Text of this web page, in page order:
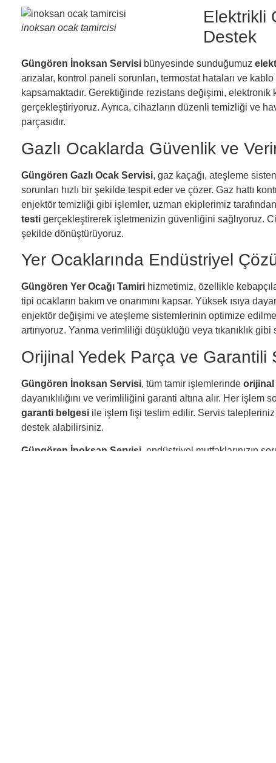
inoksan ocak tamircisi
Elektrikli
Destek
Güngören İnoksan Servisi bünyesinde sunduğumuz
arızalar, kontrol paneli sorunları, termostat hataları ve
kapsamaktadır. Gerektiğinde rezistans değişimi, elektronik
gerçekleştiriyoruz. Ayrıca, cihazların düzenli temizliği ve
parçasıdır.
Gazlı Ocaklarda Güvenlik ve
Güngören Gazlı Ocak Servisi, gaz kaçağı, ateşleme
sorunları hızlı bir şekilde tespit eder ve çözer. Gaz hattı
enjektör temizliği gibi işlemler, uzman ekiplerimiz tarafından
testi gerçekleştirerek işletmenizin güvenliğini sağlıyoruz.
şekilde dönüştürüyoruz.
Yer Ocaklarında Endüstriyel
Güngören Yer Ocağı Tamiri hizmetimiz, özellikle
tipi ocakların bakım ve onarımını kapsar. Yüksek ısıya
enjektör değişimi ve ateşleme sistemlerinin optimize
artırıyoruz. Yanma verimliliği düşüklüğü veya tıkanıklık
Orijinal Yedek Parça ve Garantili
Güngören İnoksan Servisi, tüm tamir işlemlerinde orijinal
dayanıklılığını ve verimliliğini garanti altına alır. Her işlem
garanti belgesi ile işlem fişi teslim edilir. Servis
destek alabilirsiniz.
Güngören İnoksan Servisi , endüstriyel mutfaklarınızın